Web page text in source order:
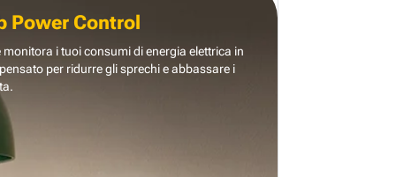
Power Control
monitora i tuoi consumi di energia elettrica in
per ridurre gli sprechi e abbassare i